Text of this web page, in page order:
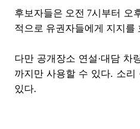
후보자들은 오전 7시부터 오
적으로 유권자들에게 지지를
다만 공개장소 연설·대담 차
까지만 사용할 수 있다. 소
있다.